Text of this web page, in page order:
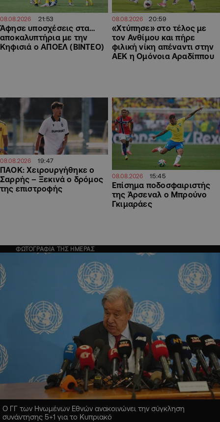
08.08.2026 21:53
Άφησε υποσχέσεις στα…
αποκαλυπτήρια με την
Κηφισιά ο ΑΠΟΕΛ (ΒΙΝΤΕΟ)
08.08.2026 20:59
«Χτύπησε» στο τέλος με
τον Ανθίμου και πήρε
φιλική νίκη απέναντι στην
ΑΕΚ η Ομόνοια Αραδίππου
08.08.2026 19:47
ΠΑΟΚ: Χειρουργήθηκε ο
Σαρρής – Ξεκινά ο δρόμος
της επιστροφής
08.08.2026 15:45
Επίσημα ποδοσφαιριστής
της Άρσεναλ ο Μπρούνο
Γκιμαράες
ΦΩΤΟΓΡΑΦΙΑ ΤΗΣ ΗΜΕΡΑΣ
Ο ΓΓ των Ηνωμένων Εθνών ανακοινώνει την σύγκληση
συνάντησης 5+1 για το Κυπριακό